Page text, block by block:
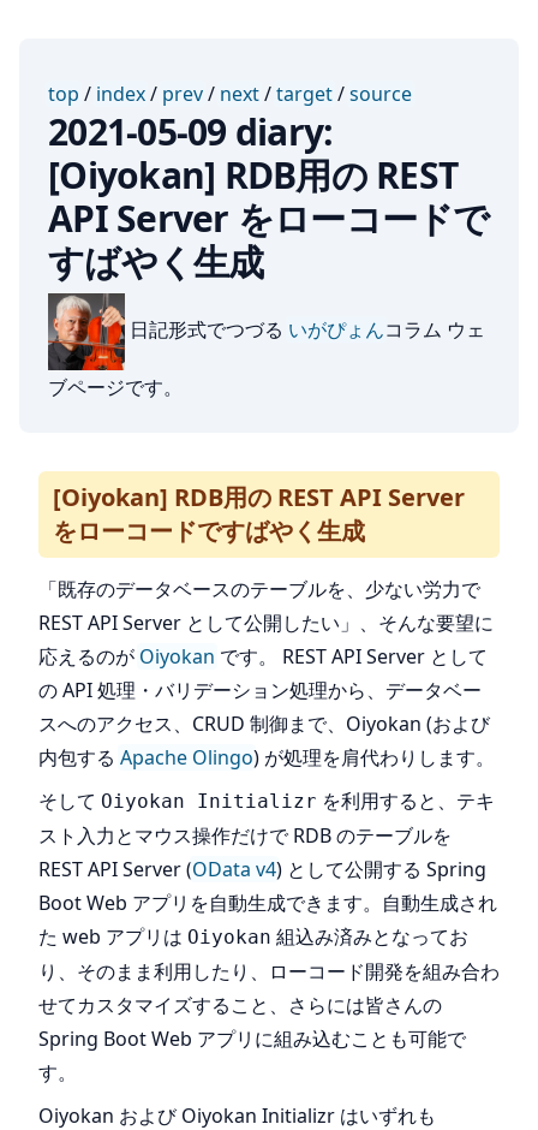
top / index/ prev/ next/target/source
2021-05-09 diary:
[Oiyokan] RDB用の REST
API Server をローコードで
すばやく生成
日記形式でつづる いがぴょんコラム ウェ
ブページです。
[Oiyokan] RDB用の REST API Server
をローコードですばやく生成
「既存のデータベースのテーブルを、少ない労力で
REST API Server として公開したい」、そんな要望に
応えるのが Oiyokan です。 REST API Server として
の API 処理・バリデーション処理から、データベー
スへのアクセス、CRUD 制御まで、Oiyokan (および
内包する Apache Olingo) が処理を肩代わりします。
そして Oiyokan Initializr を利用すると、テキ
スト入力とマウス操作だけで RDB のテーブルを
REST API Server (OData v4) として公開する Spring
Boot Web アプリを自動生成できます。自動生成され
た web アプリは Oiyokan 組込み済みとなってお
り、そのまま利用したり、ローコード開発を組み合わ
せてカスタマイズすること、さらには皆さんの
Spring Boot Web アプリに組み込むことも可能で
す。
Oiyokan および Oiyokan Initializr はいずれも